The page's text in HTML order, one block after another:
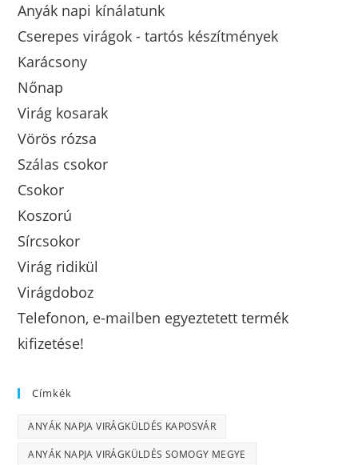
Anyák napi kínálatunk
Cserepes virágok - tartós készítmények
Karácsony
Nőnap
Virág kosarak
Vörös rózsa
Szálas csokor
Csokor
Koszorú
Sírcsokor
Virág ridikül
Virágdoboz
Telefonon, e-mailben egyeztetett termék
kifizetése!
Címkék
ANYÁK NAPJA VIRÁGKÜLDÉS KAPOSVÁR
ANYÁK NAPJA VIRÁGKÜLDÉS SOMOGY MEGYE